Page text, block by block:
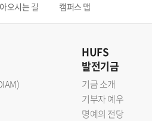
오시는 길 캠퍼스 맵
HUFS
발전기금
기금 소개
기부자 예우
명예의 전당